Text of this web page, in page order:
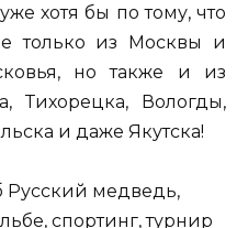
хотя бы по тому, что
только из Москвы и
но также и из
Тихорецка, Вологды,
и даже Якутска!